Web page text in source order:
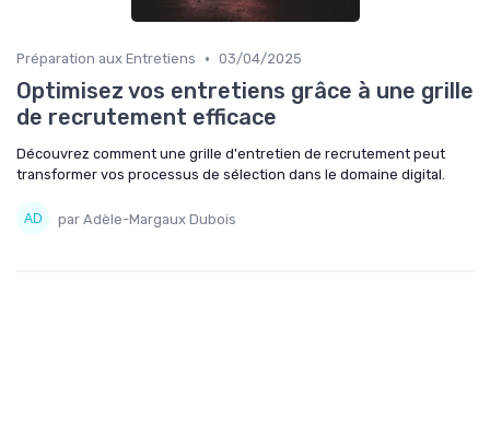
Préparation aux Entretiens • 03/04/2025
Optimisez vos entretiens grâce à une grille
de recrutement efficace
Découvrez comment une grille d'entretien de recrutement peut
transformer vos processus de sélection dans le domaine digital.
par Adèle-Margaux Dubois